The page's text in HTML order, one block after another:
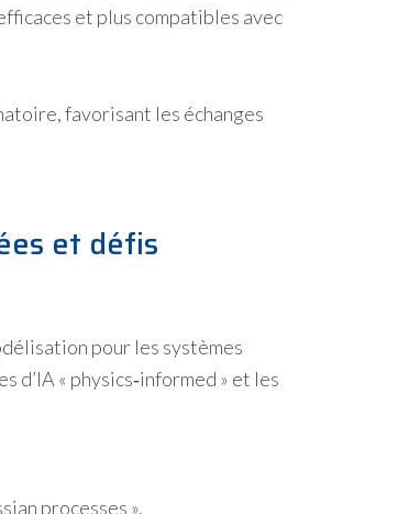
et plus compatibles avec
favorisant les échanges
et défis
pour les systèmes
d’IA « physics‑informed » et les
processes ».